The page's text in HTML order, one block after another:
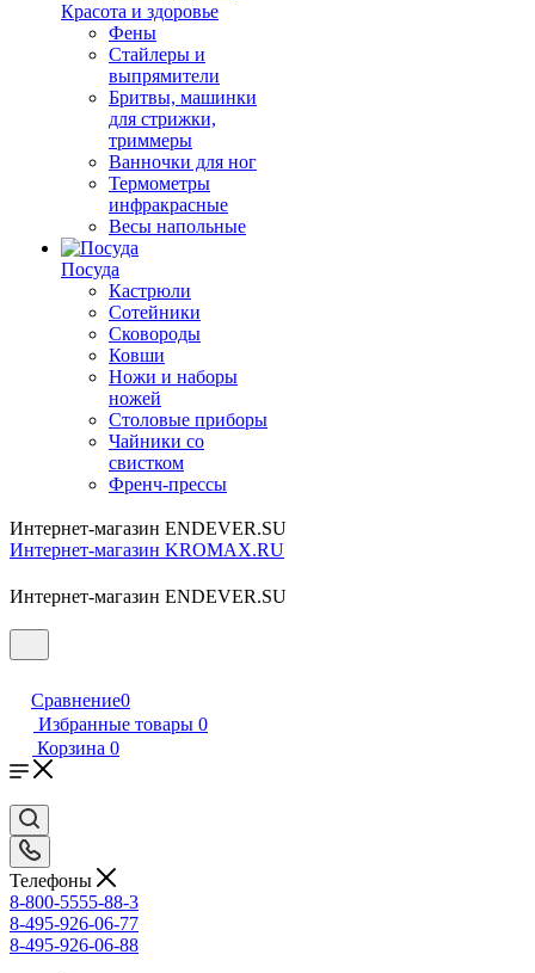
Красота и здоровье
Фены
Стайлеры и
выпрямители
Бритвы, машинки
для стрижки,
триммеры
Ванночки для ног
Термометры
инфракрасные
Весы напольные
Посуда
Кастрюли
Сотейники
Сковороды
Ковши
Ножи и наборы
ножей
Столовые приборы
Чайники со
свистком
Френч-прессы
Интернет-магазин ENDEVER.SU
Интернет-магазин KROMAX.RU
Интернет-магазин ENDEVER.SU
Сравнение0
Избранные товары 0
Корзина 0
Телефоны
8-800-5555-88-3
8-495-926-06-77
8-495-926-06-88